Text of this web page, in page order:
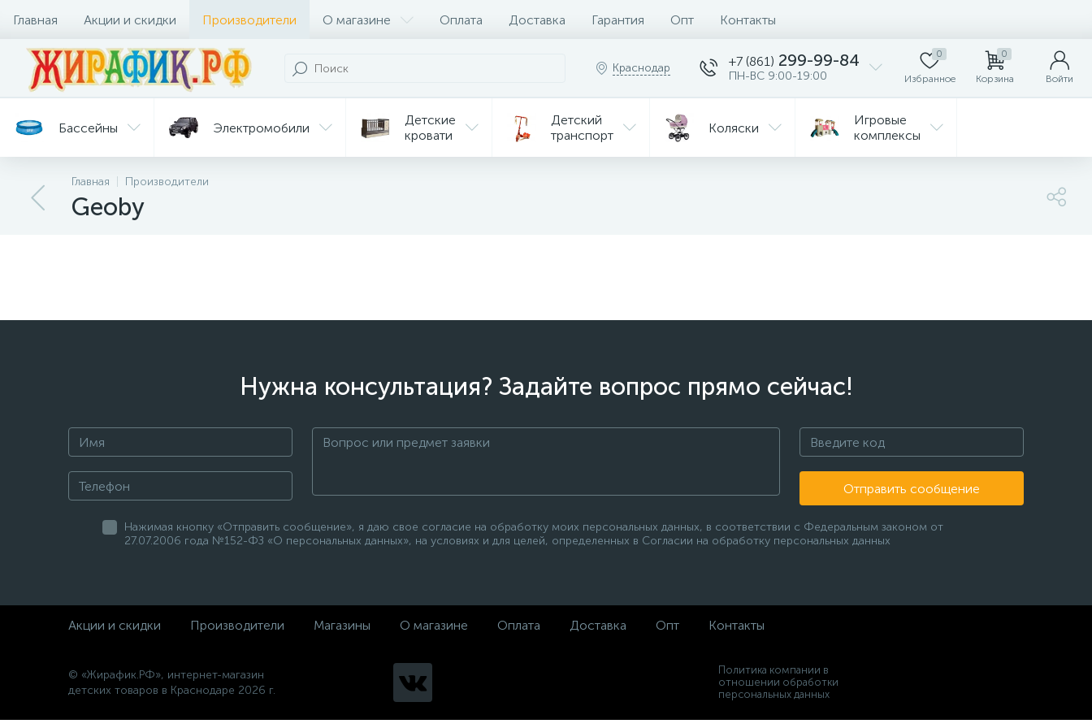
Главная Акции и скидки Производители О магазине Оплата Доставка Гарантия Опт Контакты
Краснодар +7 (861) 299-99-84
ПН-ВС 9:00-19:00
0
Избранное
0
Корзина Войти
Бассейны Электромобили
Детские
кровати
Детский
транспорт
Коляски
Игровые
комплексы
Батуты Велосипеды
Главная Производители
Geoby
Нужна консультация? Задайте вопрос прямо сейчас!
Отправить сообщение
Нажимая кнопку «Отправить сообщение», я даю свое согласие на обработку моих персональных данных, в соответствии с Федеральным законом от
27.07.2006 года №152-ФЗ «О персональных данных», на условиях и для целей, определенных в Согласии на обработку персональных данных
Акции и скидки Производители Магазины О магазине Оплата Доставка Опт Контакты
© «Жирафик.РФ», интернет-магазин
детских товаров в Краснодаре 2026 г.
Политика компании в
отношении обработки
персональных данных